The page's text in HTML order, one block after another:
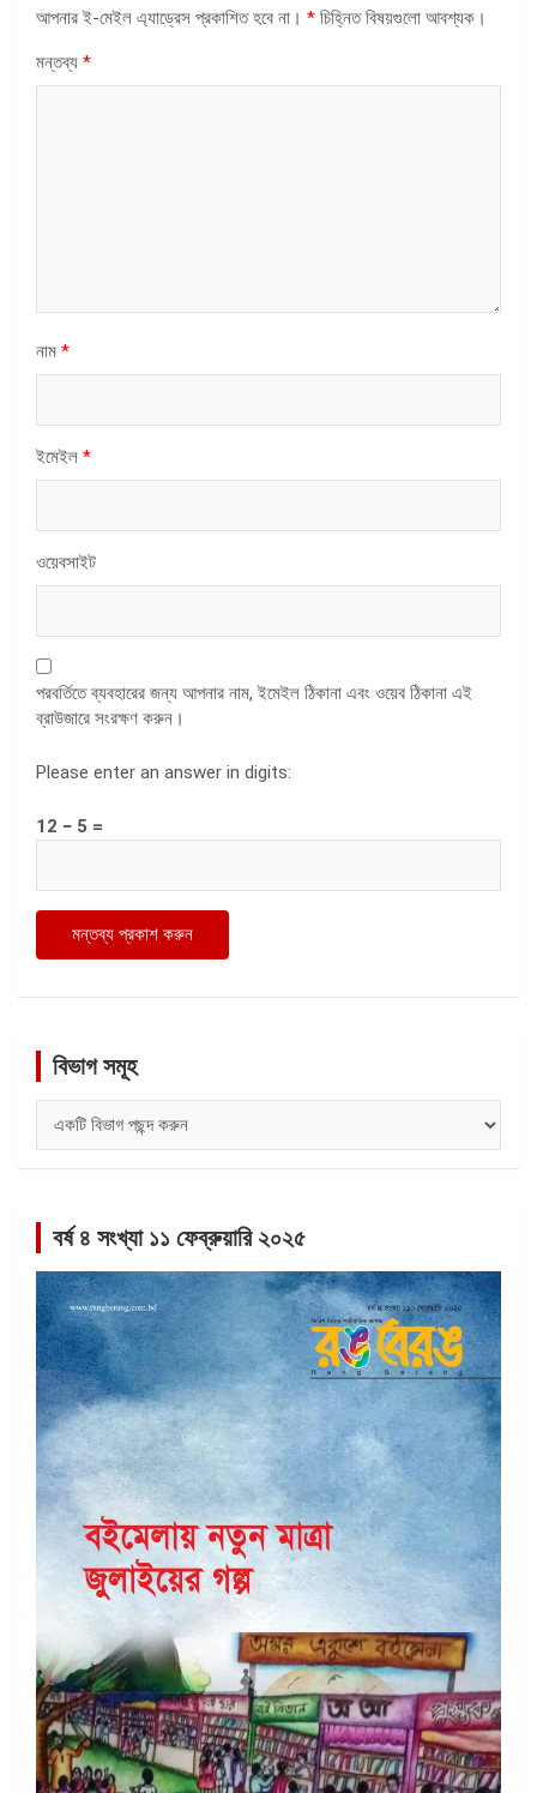
আপনার ই-মেইল এ্যাড্রেস প্রকাশিত হবে না। * চিহ্নিত বিষয়গুলো আবশ্যক।
মন্তব্য *
নাম *
ইমেইল *
ওয়েবসাইট
পরবর্তিতে ব্যবহারের জন্য আপনার নাম, ইমেইল ঠিকানা এবং ওয়েব ঠিকানা এই
ব্রাউজারে সংরক্ষণ করুন।
Please enter an answer in digits:
12 − 5 =
বিভাগ সমূহ
সমূহ
বর্ষ ৪ সংখ্যা ১১ ফেব্রুয়ারি ২০২৫